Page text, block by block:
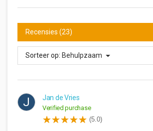
Recensies (23)
Sorteer op: Behulpzaam
J Jan de Vries
Verified purchase
(5.0)